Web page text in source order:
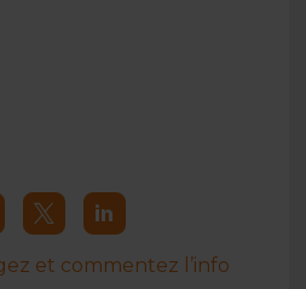
et commentez l’info